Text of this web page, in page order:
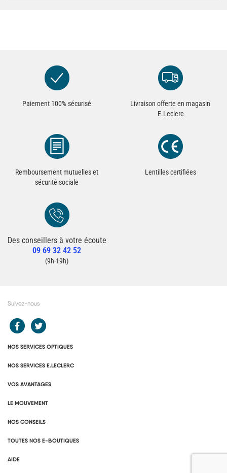
Paiement 100% sécurisé
Livraison offerte en magasin
E.Leclerc
Remboursement mutuelles et
sécurité sociale
Lentilles certifiées
Redirection vers la page Contact du site
Des conseillers à votre écoute
09 69 32 42 52
Contacter un conseiller
(9h-19h)
Suivez-nous
Redirection vers le compte Facebook E.Leclerc
NOS SERVICES OPTIQUES
NOS SERVICES E.LECLERC
VOS AVANTAGES
LE MOUVEMENT
NOS CONSEILS
TOUTES NOS E-BOUTIQUES
AIDE